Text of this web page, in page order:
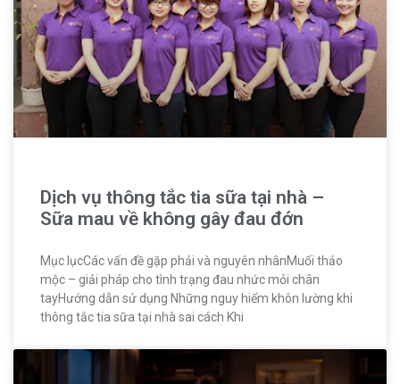
Dịch vụ thông tắc tia sữa tại nhà –
Sữa mau về không gây đau đớn
Mục lụcCác vấn đề gặp phải và nguyên nhânMuối thảo
mộc – giải pháp cho tình trạng đau nhức mỏi chân
tayHướng dẫn sử dụng Những nguy hiểm khôn lường khi
thông tắc tia sữa tại nhà sai cách Khi